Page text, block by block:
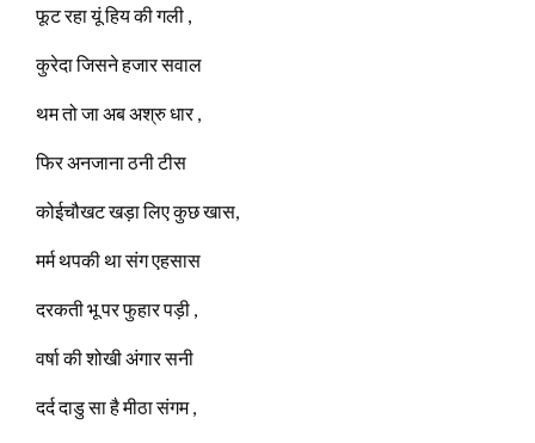
फूट रहा यूं हिय की गली ,
कुरेदा जिसने हजार सवाल
थम तो जा अब अश्रु धार ,
फिर अनजाना ठनी टीस
कोईचौखट खड़ा लिए कुछ खास,
मर्म थपकी था संग एहसास
दरकती भू पर फुहार पड़ी ,
वर्षा की शोखी अंगार सनी
दर्द दाडु सा है मीठा संगम ,